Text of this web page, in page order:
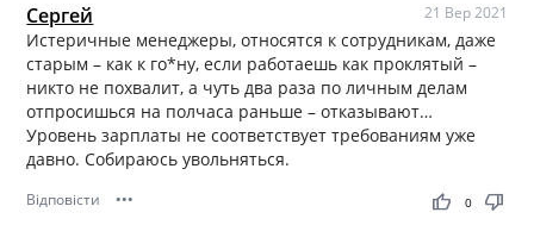
Сергей 21 Вер 2021
Истеричные менеджеры, относятся к сотрудникам, даже
старым – как к го*ну, если работаешь как проклятый –
никто не похвалит, а чуть два раза по личным делам
отпросишься на полчаса раньше – отказывают…
Уровень зарплаты не соответствует требованиям уже
давно. Собираюсь увольняться.
Відповісти ••• thumb_up thumb_down
0